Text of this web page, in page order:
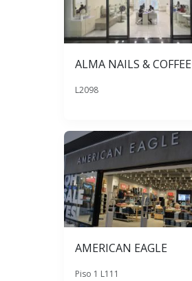
ALMA NAILS & COFFEE
L2098
AMERICAN EAGLE
Piso 1 L111